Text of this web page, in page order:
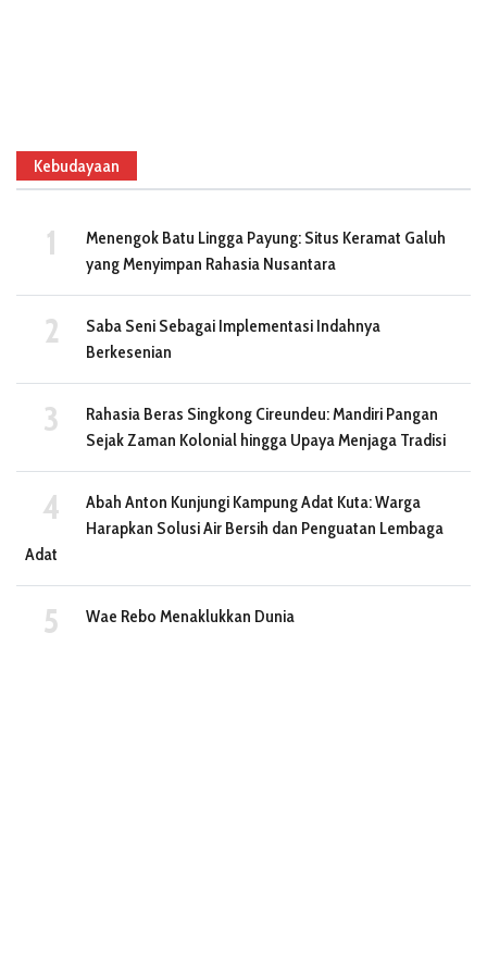
Kebudayaan
Menengok Batu Lingga Payung: Situs Keramat Galuh
yang Menyimpan Rahasia Nusantara
Saba Seni Sebagai Implementasi Indahnya
Berkesenian
Rahasia Beras Singkong Cireundeu: Mandiri Pangan
Sejak Zaman Kolonial hingga Upaya Menjaga Tradisi
Abah Anton Kunjungi Kampung Adat Kuta: Warga
Harapkan Solusi Air Bersih dan Penguatan Lembaga
Adat
Wae Rebo Menaklukkan Dunia